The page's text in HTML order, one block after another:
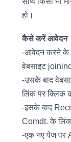
हो।
कैसे करें आवेदन
-आवेदन करने के
वेबसाइट
-उसके बाद
लिंक पर क्लिक
-इसके बाद
Comdt. के लिंक
-एक नए पेज पर